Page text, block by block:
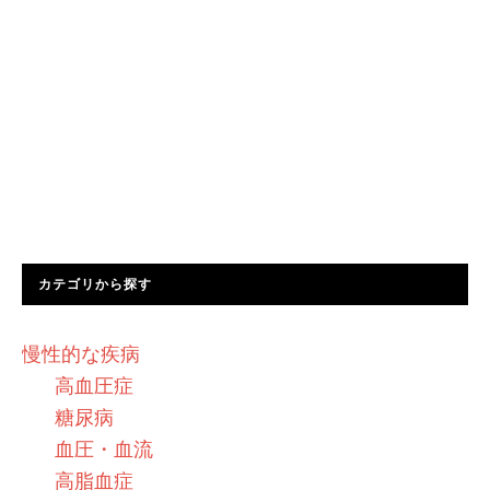
カテゴリから探す
慢性的な疾病
高血圧症
糖尿病
血圧・血流
高脂血症